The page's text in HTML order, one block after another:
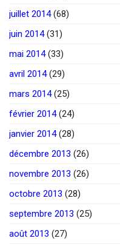
juillet 2014(68)
juin 2014(31)
mai 2014(33)
avril 2014(29)
mars 2014(25)
février 2014(24)
janvier 2014(28)
décembre 2013 (26)
novembre 2013 (26)
octobre 2013 (28)
septembre 2013 (25)
août 2013 (27)